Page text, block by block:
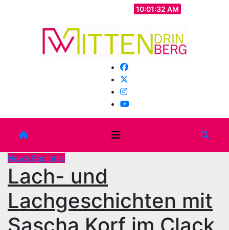
10:01:34 AM
News Regional
Lach- und
Lachgeschichten mit